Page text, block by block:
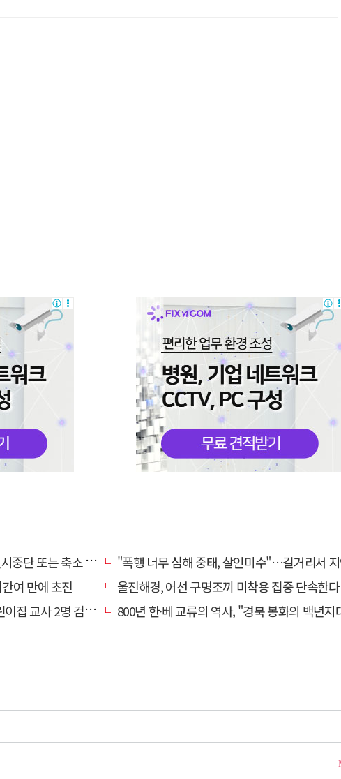
단 또는 축소 운영
"폭행 너무 심해 중태, 살인미수"…길거리서 지인 수십회 때린
여 만에 초진
울진해경, 어선 구명조끼 미착용 집중 단속한다
사 2명 검찰 송치
800년 한·베 교류의 역사, "경북 봉화의 백년지대계